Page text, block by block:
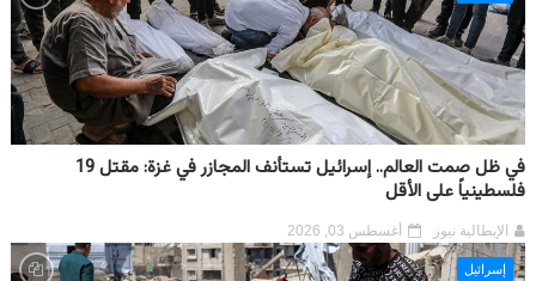
في ظل صمت العالم.. إسرائيل تستأنف المجازر في غزة: مقتل 19
فلسطينياً على الأقل
الإيطالية نيوز أغسطس 03, 2026
إسرائيل